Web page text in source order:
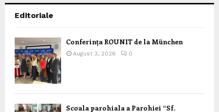
Editoriale
Conferința ROUNIT de la München
August 3, 2026 0
Scoala parohiala a Parohiei “Sf.